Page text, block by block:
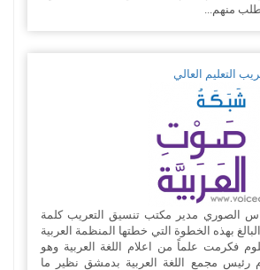
منهم...
التعليم العالي
الصوري مدير مكتب تنسيق التعريب كلمة
بهذه الخطوة التي خطتها المنظمة العربية
فكرمت علماً من اعلام اللغة العربية وهو
رئيس مجمع اللغة العربية بدمشق نظير ما